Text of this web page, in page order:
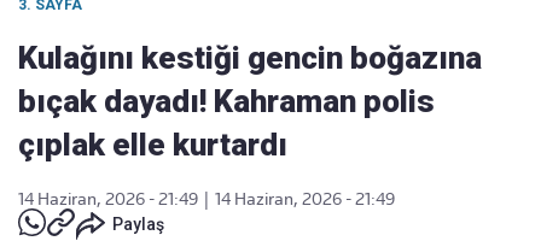
3. SAYFA
Kulağını kestiği gencin boğazına
bıçak dayadı! Kahraman polis
çıplak elle kurtardı
14 Haziran, 2026 - 21:49
14 Haziran, 2026 - 21:49
Paylaş